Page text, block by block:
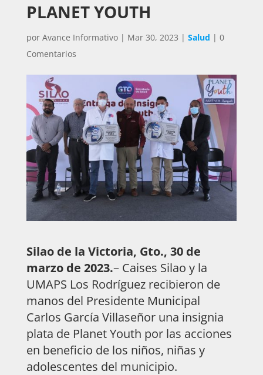
PLANET YOUTH
por Avance Informativo| Mar 30, 2023 | Salud | 0
Comentarios
Silao de la Victoria, Gto., 30 de
marzo de 2023.– Caises Silao y la
UMAPS Los Rodríguez recibieron de
manos del Presidente Municipal
Carlos García Villaseñor una insignia
plata de Planet Youth por las acciones
en beneficio de los niños, niñas y
adolescentes del municipio.